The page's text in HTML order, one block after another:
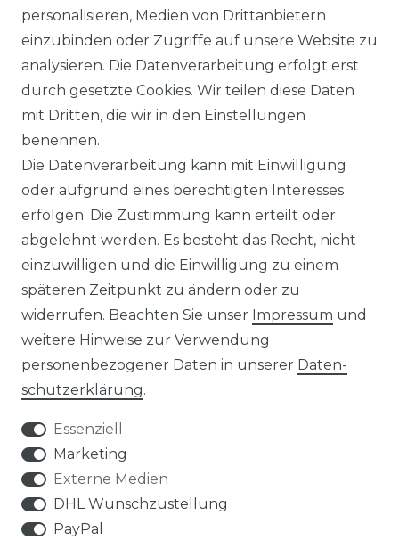
LEXIKON
UNTERNEHMEN
HERSTELLER
REFERENZEN
Widerrufs­recht
VERTRAG WIDERRUFEN
personalisieren, Medien von Drittanbietern
einzubinden oder Zugriffe auf unsere Website zu
analysieren. Die Datenverarbeitung erfolgt erst
durch gesetzte Cookies. Wir teilen diese Daten
mit Dritten, die wir in den Einstellungen
benennen.
Die Datenverarbeitung kann mit Einwilligung
oder aufgrund eines berechtigten Interesses
erfolgen. Die Zustimmung kann erteilt oder
abgelehnt werden. Es besteht das Recht, nicht
einzuwilligen und die Einwilligung zu einem
späteren Zeitpunkt zu ändern oder zu
widerrufen. Beachten Sie unser Impressum und
weitere Hinweise zur Verwendung
personenbezogener Daten in unserer Daten­
schutz­erklärung.
Essenziell
Marketing
Externe Medien
DHL Wunschzustellung
PayPal